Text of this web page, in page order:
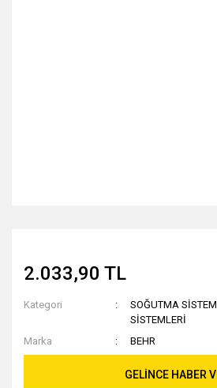
2.033,90 TL
Kategori SOĞUTMA
SİSTEMLERİ
Marka
BEHR
GELİNCE HABER